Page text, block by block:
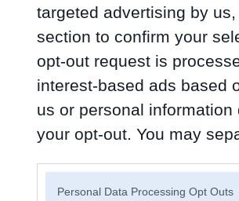
targeted advertising by
section to confirm your
opt-out request is
interest-based ads based
us or personal
your opt-out. You may
Personal Data Processing Opt Outs